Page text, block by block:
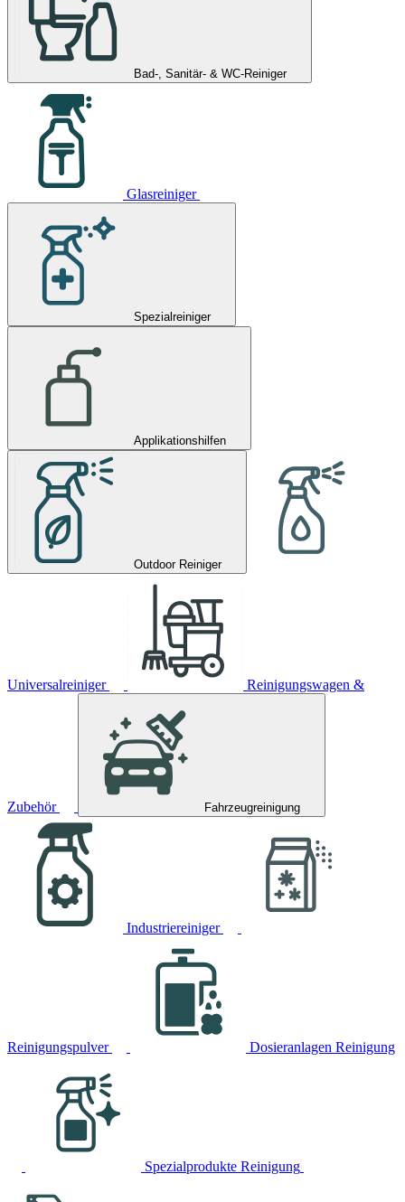
Bad-, Sanitär- & WC-Reiniger
Glasreiniger
Spezialreiniger
Applikationshilfen
Outdoor Reiniger
Universalreiniger Reinigungswagen &
Zubehör Fahrzeugreinigung
Industriereiniger
Reinigungspulver Dosieranlagen Reinigung
Spezialprodukte Reinigung